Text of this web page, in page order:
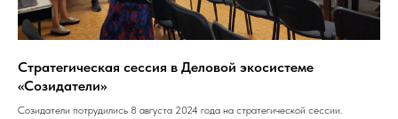
Стратегическая сессия в Деловой экосистеме
«Созидатели»
Созидатели потрудились 8 августа 2024 года на стратегической сессии.